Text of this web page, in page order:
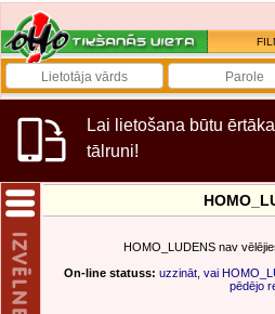
Lai lietošana būtu
tālruni!
HOMO_LUDENS nav
On-line statuss: uzzināt, vai
pēdējo